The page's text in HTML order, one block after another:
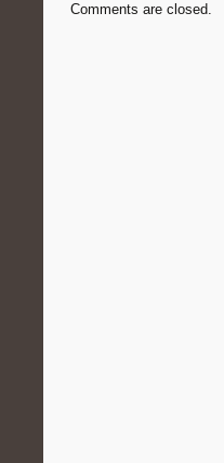
Comments are closed.